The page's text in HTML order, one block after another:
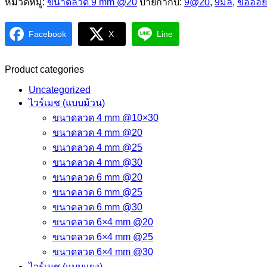
Facebook X Line
Product categories
Uncategorized
ไวร์เมช (แบบม้วน)
ขนาดลวด 4 mm @10×30
ขนาดลวด 4 mm @20
ขนาดลวด 4 mm @25
ขนาดลวด 4 mm @30
ขนาดลวด 6 mm @20
ขนาดลวด 6 mm @25
ขนาดลวด 6 mm @30
ขนาดลวด 6×4 mm @20
ขนาดลวด 6×4 mm @25
ขนาดลวด 6×4 mm @30